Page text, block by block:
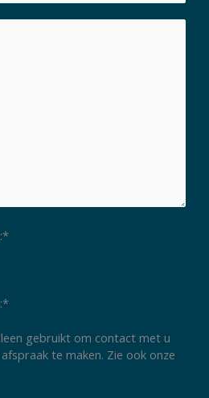
*
*
gebruikt om contact met u
te maken. Zie ook onze